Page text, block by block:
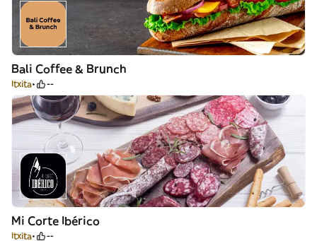
Bali Coffee & Brunch
Itxita --
Mi Corte Ibérico
Itxita --